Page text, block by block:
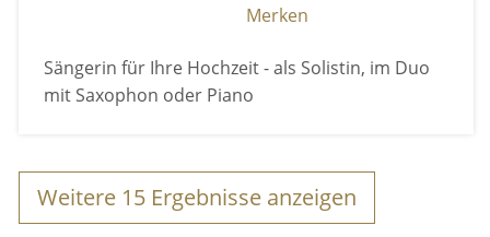
Merken
Sängerin für Ihre Hochzeit - als Solistin, im Duo
mit Saxophon oder Piano
Weitere 15 Ergebnisse anzeigen